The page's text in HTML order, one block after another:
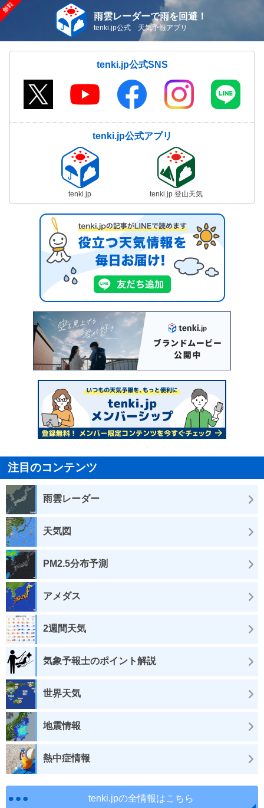
雨雲レーダーで雨を回避！
tenki.jp公式 天気予報アプリ
tenki.jp公式SNS
tenki.jp公式アプリ
tenki.jp tenki.jp 登山天気
注目のコンテンツ
雨雲レーダー
天気図
PM2.5分布予測
アメダス
2週間天気
気象予報士のポイント解説
世界天気
地震情報
熱中症情報
tenki.jpの全情報はこちら